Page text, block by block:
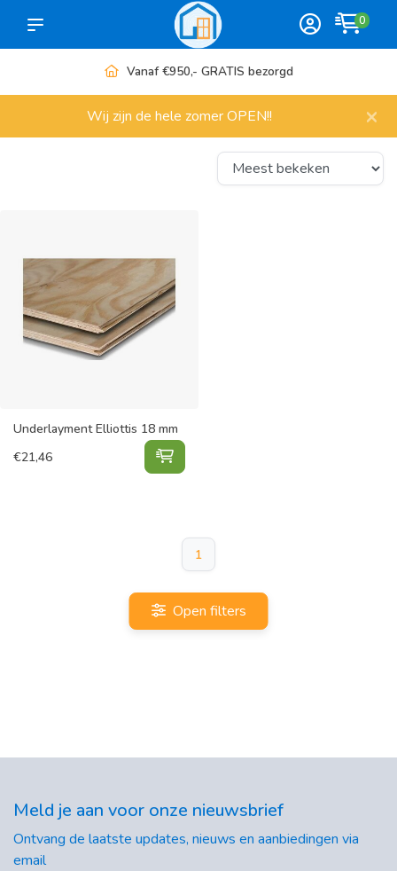
0
Vanaf €950,- GRATIS bezorgd
Wij zijn de hele zomer OPEN!! ×
Underlayment Elliottis 18 mm
€21,46 Underlayment Elliottis 18 mm
1
Open filters
Meld je aan voor onze nieuwsbrief
Ontvang de laatste updates, nieuws en aanbiedingen via
email